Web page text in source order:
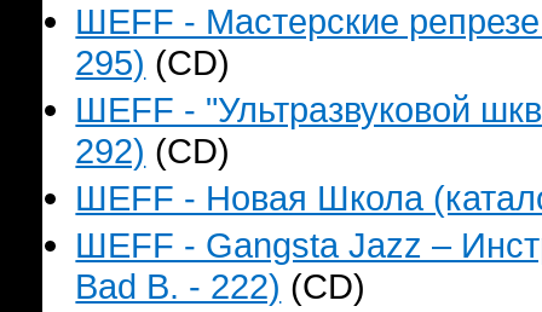
ШЕFF - Мастерские
295) (CD)
ШЕFF - "Ультразвуковой
292) (CD)
ШЕFF - Новая Школа
ШЕFF - Gangsta Jazz –
Bad B. - 222) (CD)